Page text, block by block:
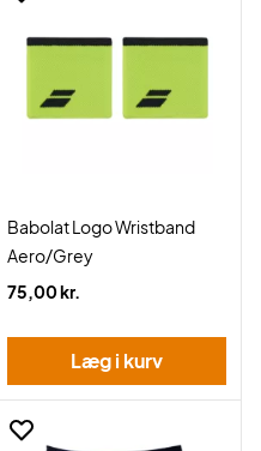
Babolat Logo Wristband
Aero/Grey
75,00 kr.
Læg i kurv